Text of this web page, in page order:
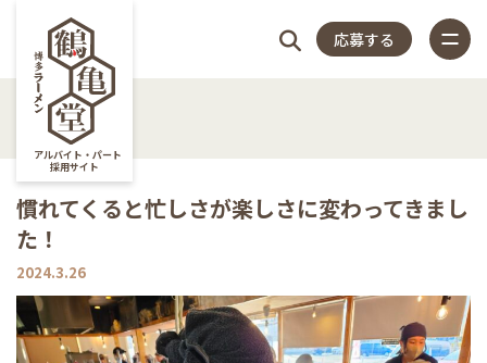
アルバイト・パート
採用サイト
福利厚生
応募する
4つの
こだ
わり
事
内
アンケー
ト
長
紹
利
厚
集
記
舗
一
ある
質問
慣れてくると忙しさが楽しさに変わってきまし
た！
2024.3.26